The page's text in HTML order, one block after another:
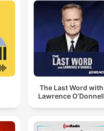
The Last Word with
Lawrence O’Donnell